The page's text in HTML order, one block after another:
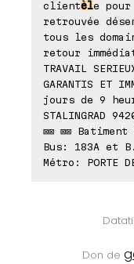
clientèl e
retrouvée
tous les
retour
TRAVAIL
GARANTIS ET
jours de 9
STALINGRAD
⊠⊠ ⊠⊠
Bus: 183A et
Métro: PORTE
Don de